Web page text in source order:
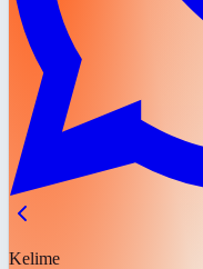
Kelime